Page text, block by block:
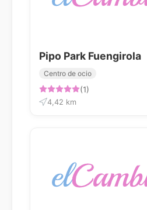
Pipo Park Fuengirola
Centro de ocio
(1)
4,42 km